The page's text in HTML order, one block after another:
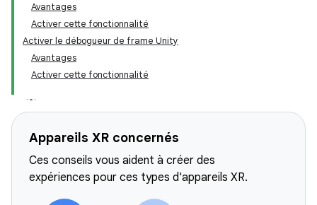
Avantages
Activer cette fonctionnalité
Activer le débogueur de frame Unity
Avantages
Activer cette fonctionnalité
Appareils XR concernés
Ces conseils vous aident à créer des
expériences pour ces types d'appareils XR.